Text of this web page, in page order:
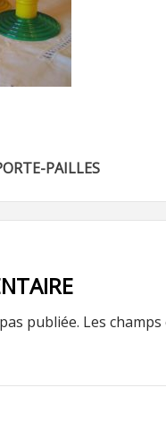
PAILLES
publiée. Les